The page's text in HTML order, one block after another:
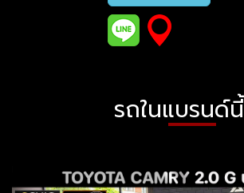
รถในแบรนด์นี้